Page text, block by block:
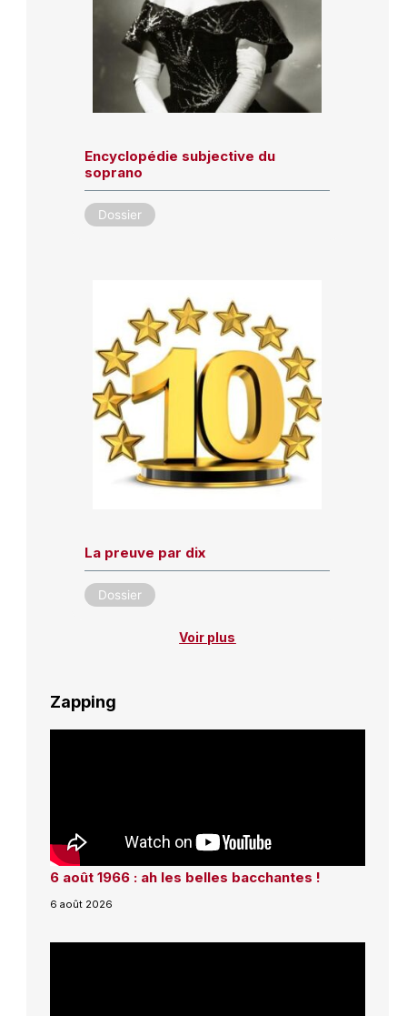
Encyclopédie subjective du
soprano
Dossier
La preuve par dix
Dossier
Voir plus
Zapping
6 août 1966 : ah les belles bacchantes !
6 août 2026